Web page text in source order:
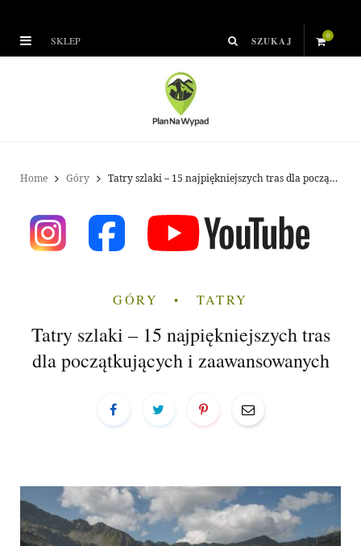
SKLEP 0
C
a
Home Góry Tatry szlaki – 15 najpiękniejszych tras dla początkujących i zaawansowanych
GÓRY TATRY
Tatry szlaki – 15 najpiękniejszych tras
dla początkujących i zaawansowanych